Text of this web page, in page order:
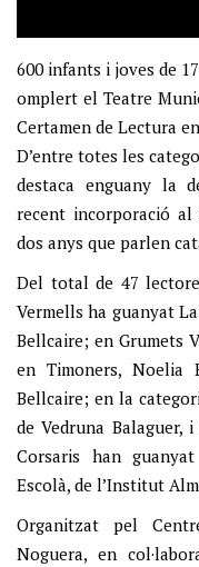
600 infants i joves de
omplert el Teatre
Certamen de Lectura
D’entre totes les
destaca enguany la
recent incorporació al
dos anys que parlen
Del total de 47
Vermells ha guanyat
Bellcaire; en Grumets
en Timoners, Noelia
Bellcaire; en la
de Vedruna Balaguer,
Corsaris han
Escolà, de l’Institut
Organitzat pel
Noguera, en